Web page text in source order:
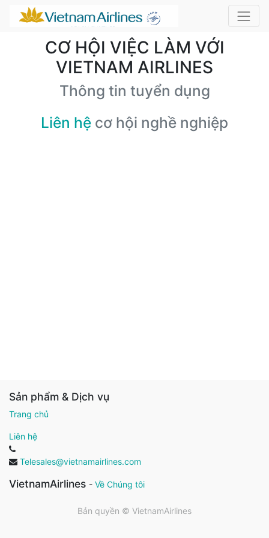
CƠ HỘI VIỆC LÀM VỚI
VIETNAM AIRLINES
Thông tin tuyển dụng
Liên hệ cơ hội nghề nghiệp
Sản phẩm & Dịch vụ
Trang chủ
Liên hệ
Telesales@vietnamairlines.com
VietnamAirlines - Về Chúng tôi
Bản quyền © VietnamAirlines